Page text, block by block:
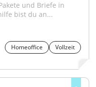
und Briefe in
bist du an...
Homeoffice
Vollzeit